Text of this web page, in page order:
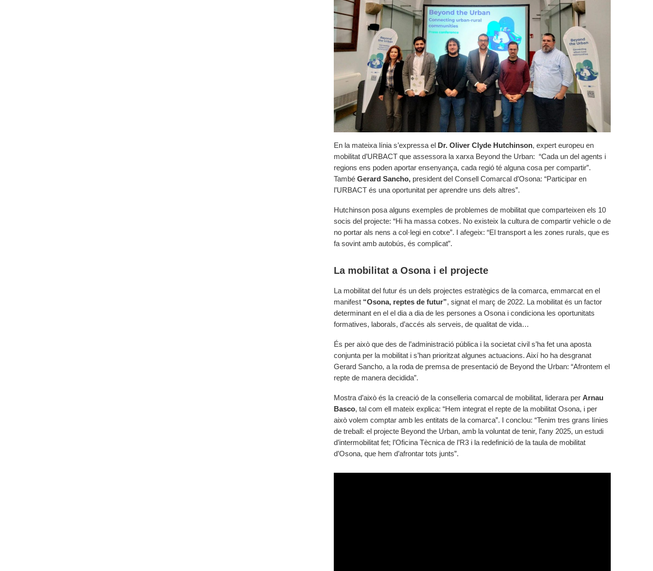
En la mateixa línia s’expressa el Dr. Oliver Clyde Hutchinson, expert europeu en
mobilitat d’URBACT que assessora la xarxa Beyond the Urban: “Cada un del agents i
regions ens poden aportar ensenyança, cada regió té alguna cosa per compartir”.
També Gerard Sancho, president del Consell Comarcal d’Osona: “Participar en
l’URBACT és una oportunitat per aprendre uns dels altres”.
Hutchinson posa alguns exemples de problemes de mobilitat que comparteixen els 10
socis del projecte: “Hi ha massa cotxes. No existeix la cultura de compartir vehicle o de
no portar als nens a col·legi en cotxe”. I afegeix: “El transport a les zones rurals, que es
fa sovint amb autobús, és complicat”.
La mobilitat a Osona i el projecte
La mobilitat del futur és un dels projectes estratègics de la comarca, emmarcat en el
manifest “Osona, reptes de futur”, signat el març de 2022. La mobilitat és un factor
determinant en el el dia a dia de les persones a Osona i condiciona les oportunitats
formatives, laborals, d’accés als serveis, de qualitat de vida…
És per això que des de l’administració pública i la societat civil s’ha fet una aposta
conjunta per la mobilitat i s’han prioritzat algunes actuacions. Així ho ha desgranat
Gerard Sancho, a la roda de premsa de presentació de Beyond the Urban: “Afrontem el
repte de manera decidida”.
Mostra d’això és la creació de la conselleria comarcal de mobilitat, liderara per Arnau
Basco, tal com ell mateix explica: “Hem integrat el repte de la mobilitat Osona, i per
això volem comptar amb les entitats de la comarca”. I conclou: “Tenim tres grans línies
de treball: el projecte Beyond the Urban, amb la voluntat de tenir, l’any 2025, un estudi
d’intermobilitat fet; l’Oficina Tècnica de l’R3 i la redefinició de la taula de mobilitat
d’Osona, que hem d’afrontar tots junts”.